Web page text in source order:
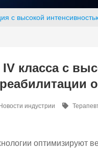
с высокой
класса с
реабилитации
Новости индустрии
оптимизируют